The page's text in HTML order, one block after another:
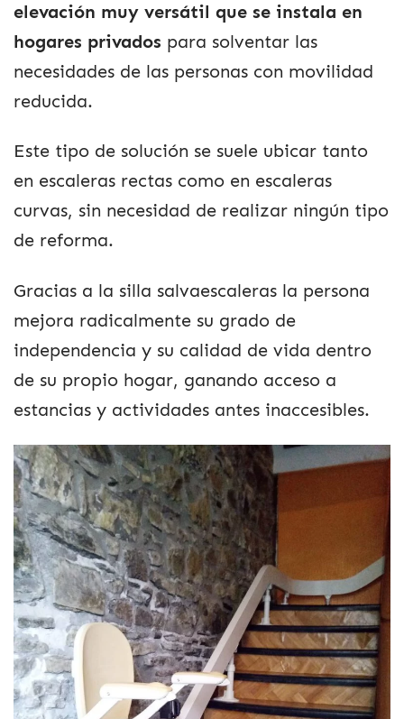
elevación muy versátil que se instala en
hogares privados para solventar las
necesidades de las personas con movilidad
reducida.
Este tipo de solución se suele ubicar tanto
en escaleras rectas como en escaleras
curvas, sin necesidad de realizar ningún tipo
de reforma.
Gracias a la silla salvaescaleras la persona
mejora radicalmente su grado de
independencia y su calidad de vida dentro
de su propio hogar, ganando acceso a
estancias y actividades antes inaccesibles.